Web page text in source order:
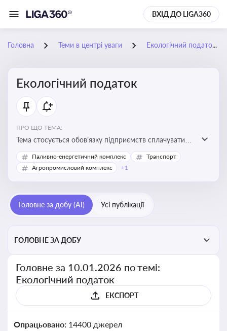
ВХІД ДО LIGA360
Головна Теми в центрі уваги Екологічний податок
Екологічний податок
ПРО ЩО ТЕМА:
Тема стосується обов’язку підприємств сплачувати
екологічний податок за забруднення довкілля. Вона
важлива для екологічного контролю бізнесу,
Паливно-енергетичний комплекс
Транспорт
Агропромисловий комплекс
+1
Головне за добу (AI) Усі публікації
ГОЛОВНЕ ЗА ДОБУ
Головне за 10.01.2026 по темі:
Екологічний податок
ЕКСПОРТ
Опрацьовано: 14400 джерел